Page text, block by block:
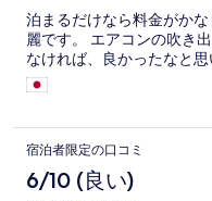
泊まるだけなら料金がか
麗です。 エアコンの吹き
なければ、良かったなと思
宿泊者限定の口コミ
6/10 (良い)